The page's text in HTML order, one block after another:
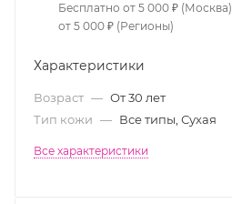
Бесплатно от 5 000 ₽ (Москва)
от 5 000 ₽ (Регионы)
Характеристики
Возраст — От 30 лет
Тип кожи — Все типы, Сухая
Все характеристики